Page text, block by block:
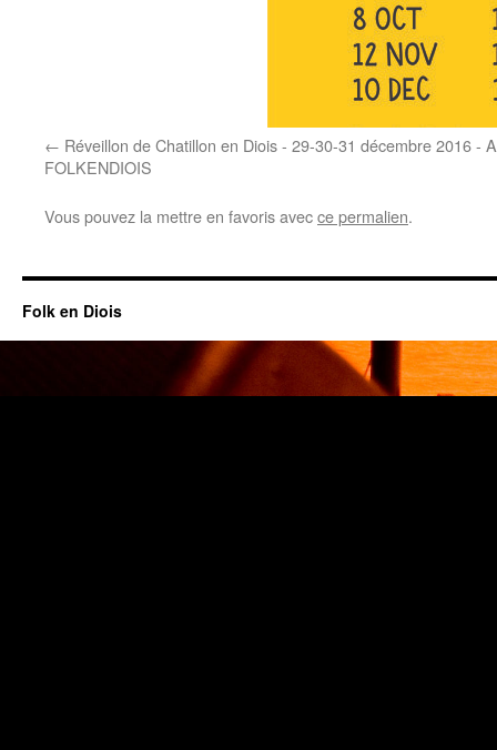
Réveillon de Chatillon en Diois - 29-30-31 décembre 2016 -
FOLKENDIOIS
Vous pouvez la mettre en favoris avecce permalien.
Folk en Diois